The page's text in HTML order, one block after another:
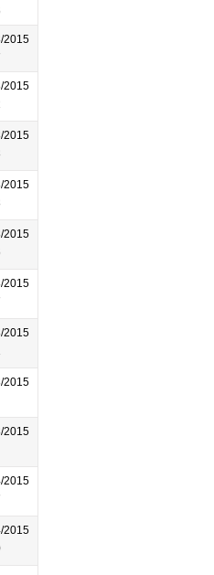
2015
2015
2015
2015
2015
2015
2015
2015
2015
2015
2015